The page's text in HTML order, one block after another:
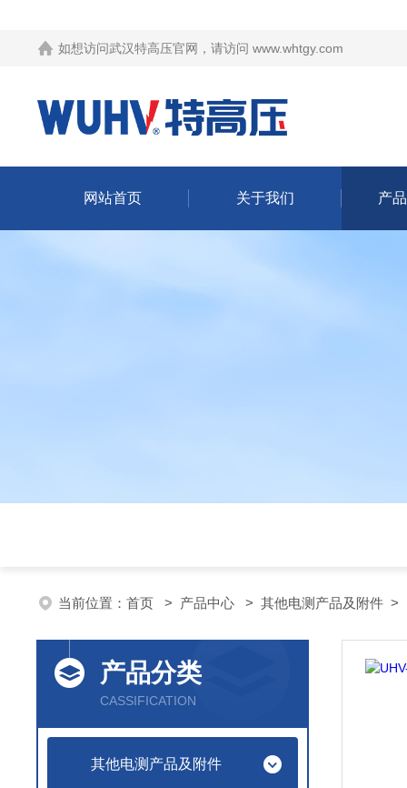
如想访问武汉特高压官网，请访问 www.whtgy.com
网站首页 关于我们 产
当前位置： 首页 > 产品中心 > 其他电测产品及附件 >
产品分类
CASSIFICATION
其他电测产品及附件